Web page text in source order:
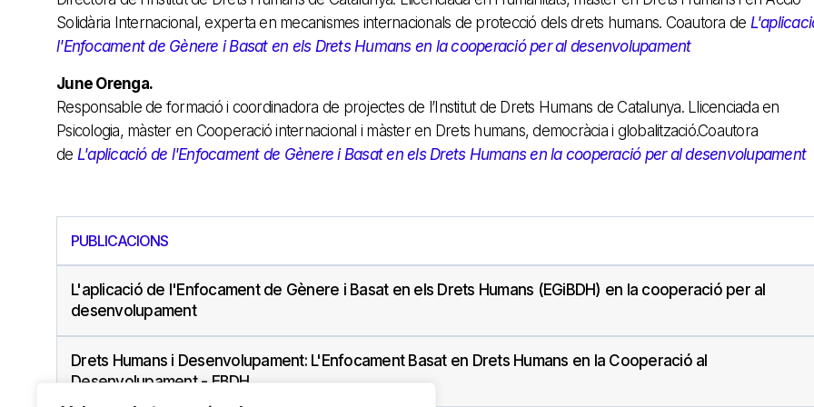
Solidària Internacional, experta en mecanismes internacionals de protecció dels drets humans. Coautora de
l'Enfocament de Gènere i Basat en els Drets Humans en la cooperació per al desenvolupament
June Orenga.
Responsable de formació i coordinadora de projectes de l’Institut de Drets Humans de Catalunya. Llicenciada en
Psicologia, màster en Cooperació internacional i màster en Drets humans, democràcia i globalització.Coautora
de L'aplicació de l'Enfocament de Gènere i Basat en els Drets Humans en la cooperació per al desenvolupament
PUBLICACIONS
L'aplicació de l'Enfocament de Gènere i Basat en els Drets Humans (EGiBDH) en la cooperació per al
desenvolupament
Drets Humans i Desenvolupament: L'Enfocament Basat en Drets Humans en la Cooperació al
Desenvolupament - EBDH